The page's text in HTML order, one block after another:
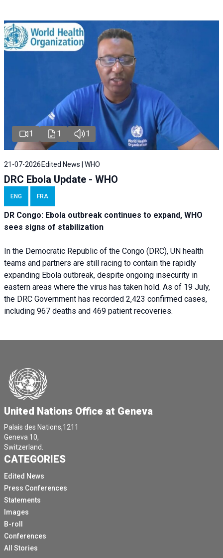
1 1 1
21-07-2026 Edited News | WHO
DRC Ebola Update - WHO
ENG FRA
DR Congo: Ebola outbreak continues to expand, WHO
sees signs of stabilization
In the Democratic Republic of the Congo (DRC), UN health
teams and partners are still racing to contain the rapidly
expanding Ebola outbreak, despite ongoing insecurity in
eastern areas where the virus has taken hold. As of 19 July,
the DRC Government has recorded 2,423 confirmed cases,
including 967 deaths and 469 patient recoveries.
United Nations Office at Geneva
Palais des Nations,1211
Geneva 10,
Switzerland.
CATEGORIES
Edited News
Press Conferences
Statements
Images
B-roll
Conferences
All Stories